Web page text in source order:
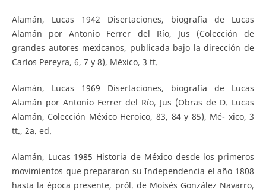
Alamán, Lucas 1942 Disertaciones, biografía de Lucas
Alamán por Antonio Ferrer del Río, Jus (Colección de
grandes autores mexicanos, publicada bajo la dirección de
Carlos Pereyra, 6, 7 y 8), México, 3 tt.
Alamán, Lucas 1969 Disertaciones, biografía de Lucas
Alamán por Antonio Ferrer del Río, Jus (Obras de D. Lucas
Alamán, Colección México Heroico, 83, 84 y 85), Mé- xico, 3
tt., 2a. ed.
Alamán, Lucas 1985 Historia de México desde los primeros
movimientos que prepararon su Independencia el año 1808
hasta la época presente, pról. de Moisés González Navarro,